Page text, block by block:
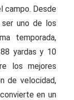
campo. Desde
uno de los
temporada,
yardas y 10
los mejores
de velocidad,
en un